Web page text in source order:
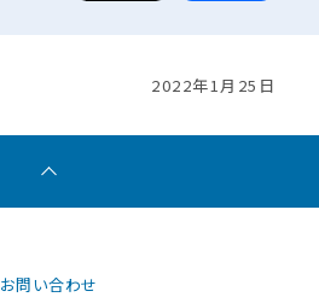
2022年1月25日
お問い合わせ